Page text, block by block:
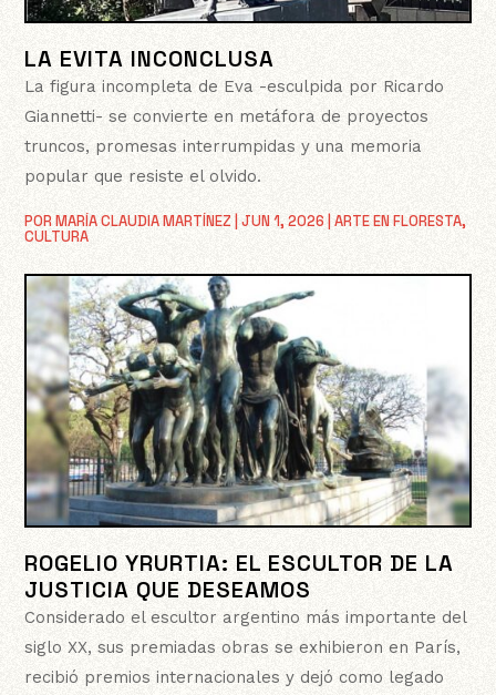
LA EVITA INCONCLUSA
PORMARÍA CLAUDIA MARTÍNEZ |JUN 1, 2026 |ARTE EN FLORESTA,
CULTURA
La figura incompleta de Eva -esculpida por Ricardo
Giannetti- se convierte en metáfora de proyectos
truncos, promesas interrumpidas y una memoria
popular que resiste el olvido.
ROGELIO YRURTIA: EL ESCULTOR DE LA
JUSTICIA QUE DESEAMOS
Considerado el escultor argentino más importante del
siglo XX, sus premiadas obras se exhibieron en París,
recibió premios internacionales y dejó como legado